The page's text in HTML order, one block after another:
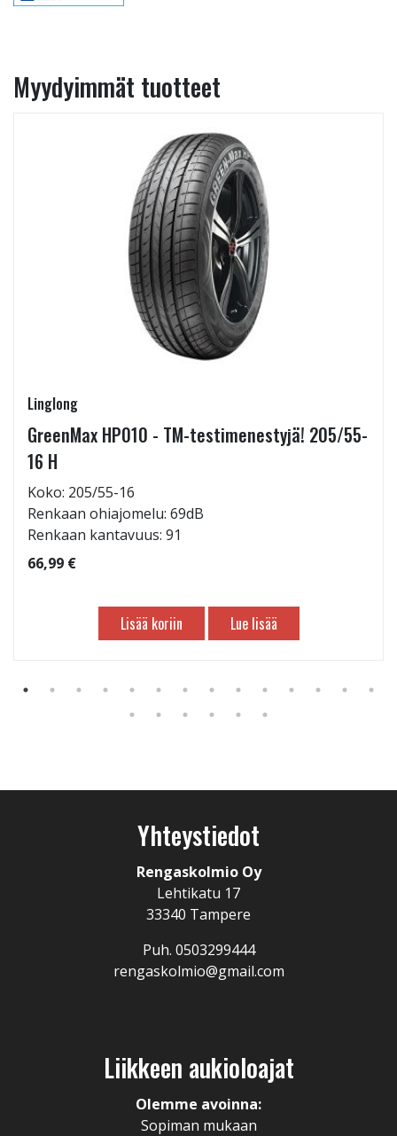
Myydyimmät tuotteet
Linglong
GreenMax HP010 - TM-testimenestyjä! 205/55-
16 H
Koko: 205/55-16
Renkaan ohiajomelu: 69dB
Renkaan kantavuus: 91
66,99 €
Lisää koriin Lue lisää
Yhteystiedot
Rengaskolmio Oy
Lehtikatu 17
33340 Tampere
Puh. 0503299444
rengaskolmio@gmail.com
Liikkeen aukioloajat
Olemme avoinna:
Sopiman mukaan